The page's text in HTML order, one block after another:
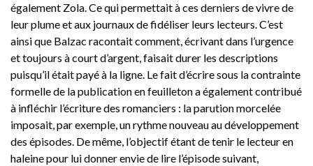
également Zola. Ce qui permettait à ces derniers de vivre de
leur plume et aux journaux de fidéliser leurs lecteurs. C’est
ainsi que Balzac racontait comment, écrivant dans l’urgence
et toujours à court d’argent, faisait durer les descriptions
puisqu’il était payé à la ligne. Le fait d’écrire sous la contrainte
formelle de la publication en feuilleton a également contribué
à infléchir l’écriture des romanciers : la parution morcelée
imposait, par exemple, un rythme nouveau au développement
des épisodes. De même, l’objectif étant de tenir le lecteur en
haleine pour lui donner envie de lire l’épisode suivant,